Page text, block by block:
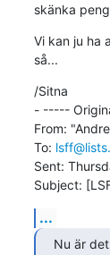
skänka
Vi kan ju ha
så...
/Sitna
- -----
From:
To:
Sent:
Subject:
...
Nu är